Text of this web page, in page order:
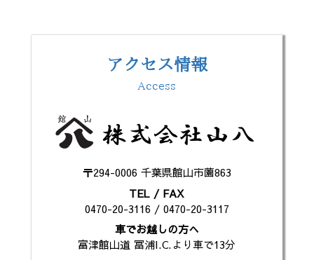
アクセス情報
Access
〒294-0006 千葉県館山市薗863
TEL / FAX
0470-20-3116 / 0470-20-3117
車でお越しの方へ
富津館山道 冨浦I.C.より車で13分